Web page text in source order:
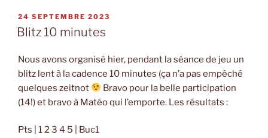
PUBLIÉ
LE
24 SEPTEMBRE 2023
Blitz 10 minutes
Nous avons organisé hier, pendant la séance de jeu un
blitz lent à la cadence 10 minutes (ça n’a pas empêché
quelques zeitnot
Bravo pour la belle participation
(14!) et bravo à Matéo qui l’emporte. Les résultats :
Pts | 1 2 3 4 5 | Buc1